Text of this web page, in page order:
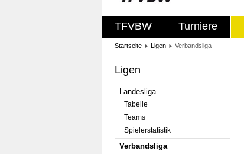
TFVBW Turniere
Startseite Ligen Verbandsliga
Ligen
Landesliga
Tabelle
Teams
Spielerstatistik
Verbandsliga